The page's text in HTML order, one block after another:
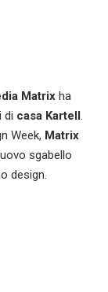
Matrix ha
di casa Kartell.
Week, Matrix
sgabello
design.